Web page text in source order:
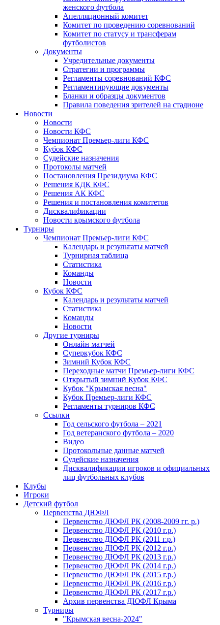
женского футбола
Апелляционный комитет
Комитет по проведению соревнований
Комитет по статусу и трансферам
футболистов
Документы
Учредительные документы
Стратегии и программы
Регламенты соревнований КФС
Регламентирующие документы
Бланки и образцы документов
Правила поведения зрителей на стадионе
Новости
Новости
Новости КФС
Чемпионат Премьер-лиги КФС
Кубок КФС
Судейские назначения
Протоколы матчей
Постановления Президиума КФС
Решения КДК КФС
Решения АК КФС
Решения и постановления комитетов
Дисквалификации
Новости крымского футбола
Турниры
Чемпионат Премьер-лиги КФС
Календарь и результаты матчей
Турнирная таблица
Статистика
Команды
Новости
Кубок КФС
Календарь и результаты матчей
Статистика
Команды
Новости
Другие турниры
Онлайн матчей
Суперкубок КФС
Зимний Кубок КФС
Переходные матчи Премьер-лиги КФС
Открытый зимний Кубок КФС
Кубок "Крымская весна"
Кубок Премьер-лиги КФС
Регламенты турниров КФС
Ссылки
Год сельского футбола – 2021
Год ветеранского футбола – 2020
Видео
Протокольные данные матчей
Судейские назначения
Дисквалификации игроков и официальных
лиц футбольных клубов
Клубы
Игроки
Детский футбол
Первенства ДЮФЛ
Первенство ДЮФЛ РК (2008-2009 гг. р.)
Первенство ДЮФЛ РК (2010 г.р.)
Первенство ДЮФЛ РК (2011 г.р.)
Первенство ДЮФЛ РК (2012 г.р.)
Первенство ДЮФЛ РК (2013 г.р.)
Первенство ДЮФЛ РК (2014 г.р.)
Первенство ДЮФЛ РК (2015 г.р.)
Первенство ДЮФЛ РК (2016 г.р.)
Первенство ДЮФЛ РК (2017 г.р.)
Архив первенства ДЮФЛ Крыма
Турниры
"Крымская весна-2024"